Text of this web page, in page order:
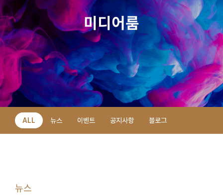
추천 검색어
WRMS WDMS SAP ERP
렌탈 모빌리티 클라우드
미디어룸
ALL 뉴스 이벤트 공지사항 블로그
뉴스